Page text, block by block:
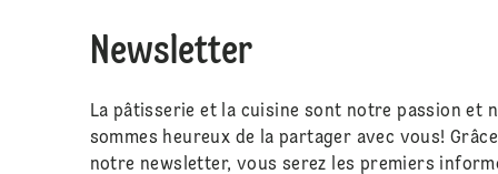
Newsletter
La pâtisserie et la cuisine sont notre passion et
sommes heureux de la partager avec vous!
notre newsletter, vous serez les premiers